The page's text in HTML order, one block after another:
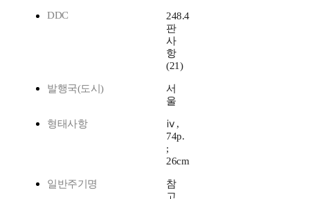
DDC
248.4
판
사
항
(21)
발행국(도시)
서
울
형태사항
ⅳ,
74p.
;
26cm
일반주기명
참
고